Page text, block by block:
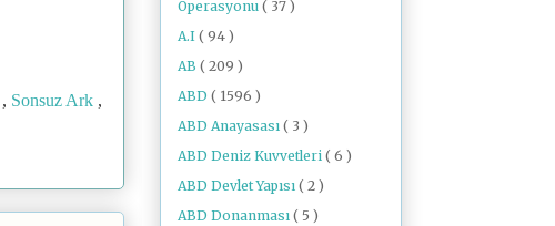
, Sonsuz Ark ,
Operasyonu ( 37 )
A.I ( 94 )
AB ( 209 )
ABD ( 1596 )
ABD Anayasası ( 3 )
ABD Deniz Kuvvetleri ( 6 )
ABD Devlet Yapısı ( 2 )
ABD Donanması ( 5 )